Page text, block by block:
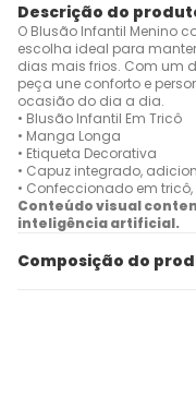
Descrição do
O Blusão Infantil Menino
escolha ideal para
dias mais frios. Com um
peça une conforto e
ocasião do dia a dia.
• Blusão Infantil Em Tricô
• Manga Longa
• Etiqueta Decorativa
• Capuz integrado,
• Confeccionado em
Conteúdo visual
inteligência artificial.
Composição do